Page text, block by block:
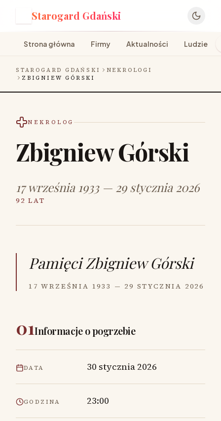
Starogard Gdański
Strona główna Firmy Aktualności Ludzie
STAROGARD GDAŃSKI
NEKROLOGI
ZBIGNIEW GÓRSKI
NEKROLOG
Zbigniew Górski
17 września 1933 — 29 stycznia 2026
92 LAT
Pamięci Zbigniew Górski
17 WRZEŚNIA 1933 — 29 STYCZNIA 2026
01Informacje o pogrzebie
DATA 30 stycznia 2026
GODZINA 23:00